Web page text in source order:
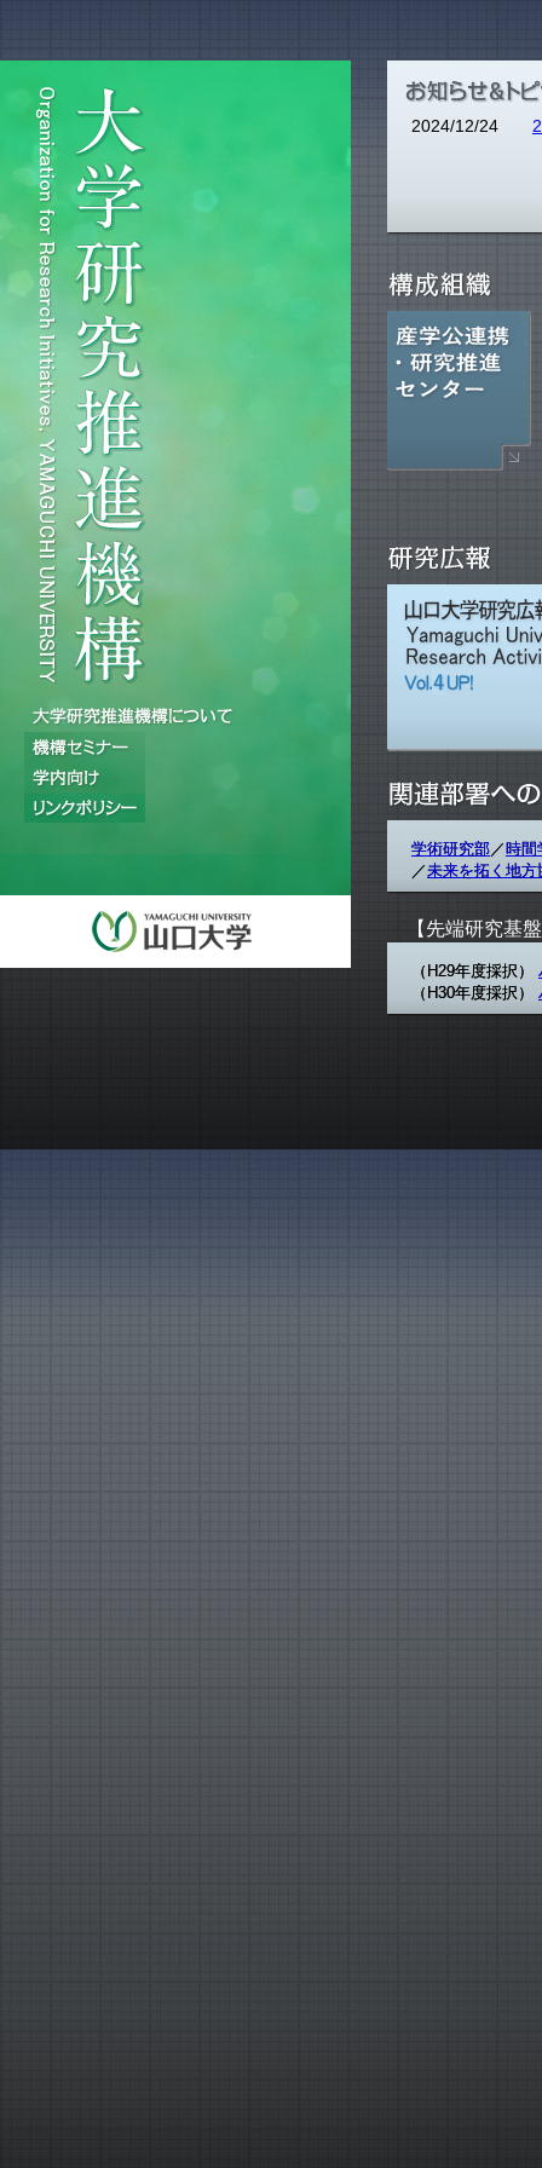
2024/12/24
学術研究部／時間
／未来を拓く地
【先端研究基
（H29年度採択）
（H30年度採択）